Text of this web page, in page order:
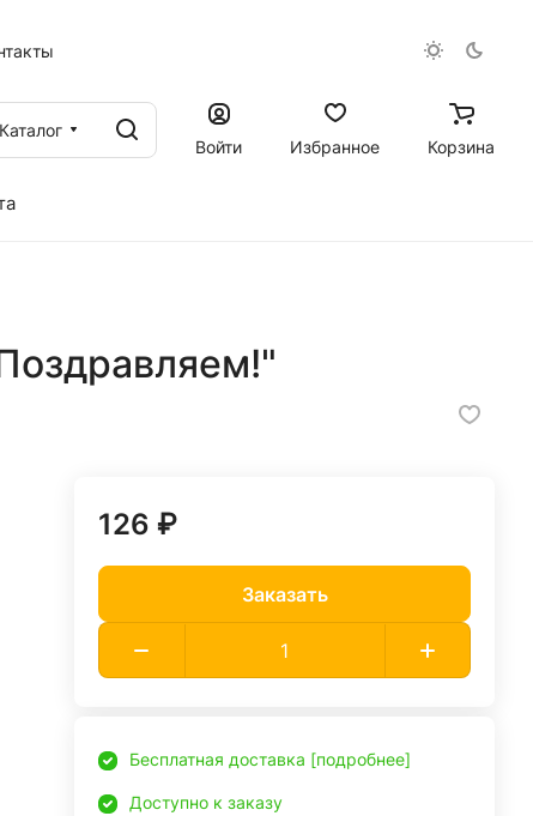
Каталог
Войти
Избранное Корзина
126 ₽
Заказать
Бесплатная доставка [подробнее]
Доступно к заказу